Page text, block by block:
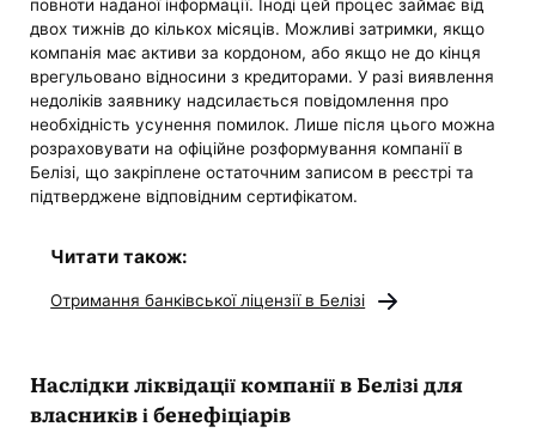
повноти наданої інформації. Іноді цей процес займає від
двох тижнів до кількох місяців. Можливі затримки, якщо
компанія має активи за кордоном, або якщо не до кінця
врегульовано відносини з кредиторами. У разі виявлення
недоліків заявнику надсилається повідомлення про
необхідність усунення помилок. Лише після цього можна
розраховувати на офіційне розформування компанії в
Белізі, що закріплене остаточним записом в реєстрі та
підтверджене відповідним сертифікатом.
Читати також:
Отримання банківської ліцензії в Белізі
Наслідки ліквідації компанії в Белізі для
власників і бенефіціарів